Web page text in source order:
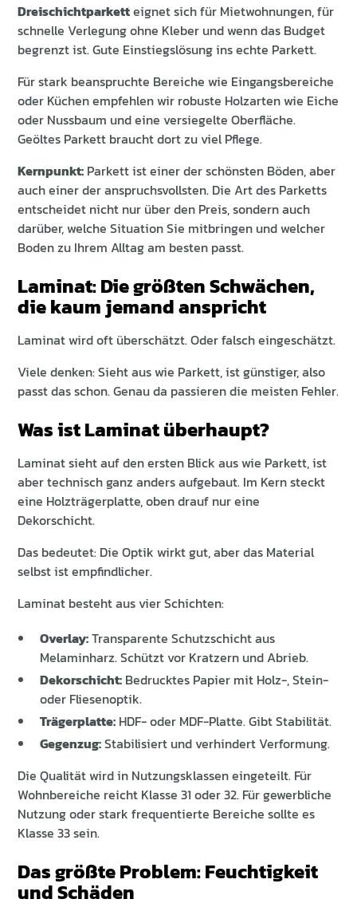
Dreischichtparketteignet sich für Mietwohnungen, für
schnelle Verlegung ohne Kleber und wenn das Budget
begrenzt ist. Gute Einstiegslösung ins echte Parkett.
Für stark beanspruchte Bereiche wie Eingangsbereiche
oder Küchen empfehlen wir robuste Holzarten wie Eiche
oder Nussbaum und eine versiegelte Oberfläche.
Geöltes Parkett braucht dort zu viel Pflege.
Kernpunkt: Parkett ist einer der schönsten Böden, aber
auch einer der anspruchsvollsten. Die Art des Parketts
entscheidet nicht nur über den Preis, sondern auch
darüber, welche Situation Sie mitbringen und welcher
Boden zu Ihrem Alltag am besten passt.
Laminat: Die größten Schwächen,
die kaum jemand anspricht
Laminat wird oft überschätzt. Oder falsch eingeschätzt.
Viele denken: Sieht aus wie Parkett, ist günstiger, also
passt das schon. Genau da passieren die meisten Fehler.
Was ist Laminat überhaupt?
Laminat sieht auf den ersten Blick aus wie Parkett, ist
aber technisch ganz anders aufgebaut. Im Kern steckt
eine Holzträgerplatte, oben drauf nur eine
Dekorschicht.
Das bedeutet: Die Optik wirkt gut, aber das Material
selbst ist empfindlicher.
Laminat besteht aus vier Schichten:
Overlay:Transparente Schutzschicht aus
Melaminharz. Schützt vor Kratzern und Abrieb.
Dekorschicht: Bedrucktes Papier mit Holz-, Stein-
oder Fliesenoptik.
Trägerplatte: HDF- oder MDF-Platte. Gibt Stabilität.
Gegenzug:Stabilisiert und verhindert Verformung.
Die Qualität wird in Nutzungsklassen eingeteilt. Für
Wohnbereiche reicht Klasse 31 oder 32. Für gewerbliche
Nutzung oder stark frequentierte Bereiche sollte es
Klasse 33 sein.
Das größte Problem: Feuchtigkeit
und Schäden